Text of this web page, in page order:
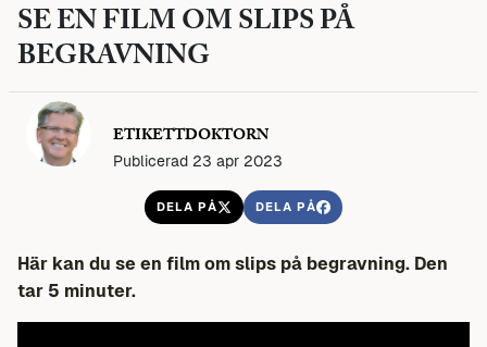
SE EN FILM OM SLIPS PÅ
BEGRAVNING
ETIKETTDOKTORN
Publicerad 23 apr 2023
DELA PÅ DELA PÅ
Här kan du se en film om slips på begravning. Den
tar 5 minuter.